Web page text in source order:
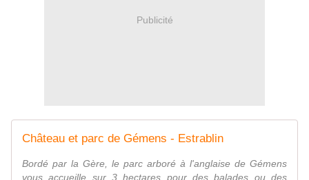
Publicité
Château et parc de Gémens - Estrablin
Bordé par la Gère, le parc arboré à l'anglaise de Gémens
vous accueille sur 3 hectares pour des balades ou des